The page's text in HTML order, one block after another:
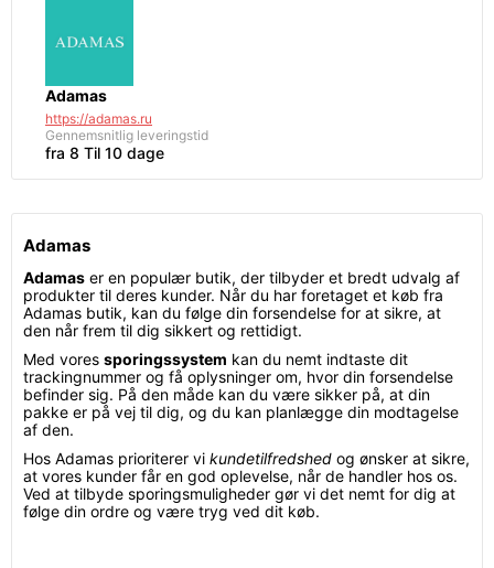
Adamas
https://adamas.ru
Gennemsnitlig leveringstid
fra 8 Til 10 dage
Adamas
Adamas er en populær butik, der tilbyder et bredt udvalg af
produkter til deres kunder. Når du har foretaget et køb fra
Adamas butik, kan du følge din forsendelse for at sikre, at
den når frem til dig sikkert og rettidigt.
Med vores sporingssystem kan du nemt indtaste dit
trackingnummer og få oplysninger om, hvor din forsendelse
befinder sig. På den måde kan du være sikker på, at din
pakke er på vej til dig, og du kan planlægge din modtagelse
af den.
Hos Adamas prioriterer vi kundetilfredshed og ønsker at sikre,
at vores kunder får en god oplevelse, når de handler hos os.
Ved at tilbyde sporingsmuligheder gør vi det nemt for dig at
følge din ordre og være tryg ved dit køb.